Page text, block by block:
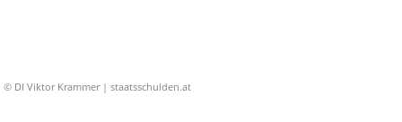
© DI Viktor Krammer | staatsschulden.at